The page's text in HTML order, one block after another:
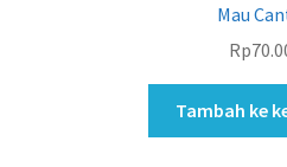
Mau
Rp
Tambah ke